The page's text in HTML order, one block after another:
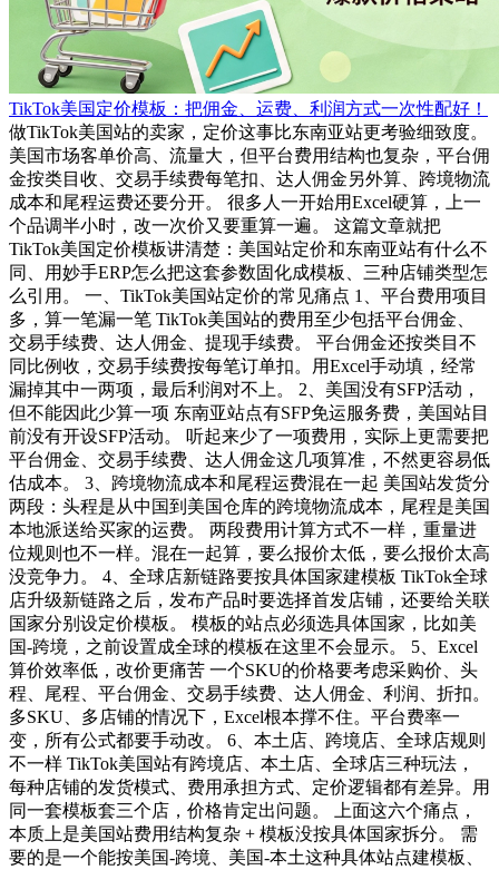
TikTok美国定价模板：把佣金、运费、利润方式一次性配好！
做TikTok美国站的卖家，定价这事比东南亚站更考验细致度。
美国市场客单价高、流量大，但平台费用结构也复杂，平台佣
金按类目收、交易手续费每笔扣、达人佣金另外算、跨境物流
成本和尾程运费还要分开。 很多人一开始用Excel硬算，上一
个品调半小时，改一次价又要重算一遍。 这篇文章就把
TikTok美国定价模板讲清楚：美国站定价和东南亚站有什么不
同、用妙手ERP怎么把这套参数固化成模板、三种店铺类型怎
么引用。 一、TikTok美国站定价的常见痛点 1、平台费用项目
多，算一笔漏一笔 TikTok美国站的费用至少包括平台佣金、
交易手续费、达人佣金、提现手续费。 平台佣金还按类目不
同比例收，交易手续费按每笔订单扣。用Excel手动填，经常
漏掉其中一两项，最后利润对不上。 2、美国没有SFP活动，
但不能因此少算一项 东南亚站点有SFP免运服务费，美国站目
前没有开设SFP活动。 听起来少了一项费用，实际上更需要把
平台佣金、交易手续费、达人佣金这几项算准，不然更容易低
估成本。 3、跨境物流成本和尾程运费混在一起 美国站发货分
两段：头程是从中国到美国仓库的跨境物流成本，尾程是美国
本地派送给买家的运费。 两段费用计算方式不一样，重量进
位规则也不一样。混在一起算，要么报价太低，要么报价太高
没竞争力。 4、全球店新链路要按具体国家建模板 TikTok全球
店升级新链路之后，发布产品时要选择首发店铺，还要给关联
国家分别设定价模板。 模板的站点必须选具体国家，比如美
国-跨境，之前设置成全球的模板在这里不会显示。 5、Excel
算价效率低，改价更痛苦 一个SKU的价格要考虑采购价、头
程、尾程、平台佣金、交易手续费、达人佣金、利润、折扣。
多SKU、多店铺的情况下，Excel根本撑不住。平台费率一
变，所有公式都要手动改。 6、本土店、跨境店、全球店规则
不一样 TikTok美国站有跨境店、本土店、全球店三种玩法，
每种店铺的发货模式、费用承担方式、定价逻辑都有差异。用
同一套模板套三个店，价格肯定出问题。 上面这六个痛点，
本质上是美国站费用结构复杂 + 模板没按具体国家拆分。 需
要的是一个能按美国-跨境、美国-本土这种具体站点建模板、